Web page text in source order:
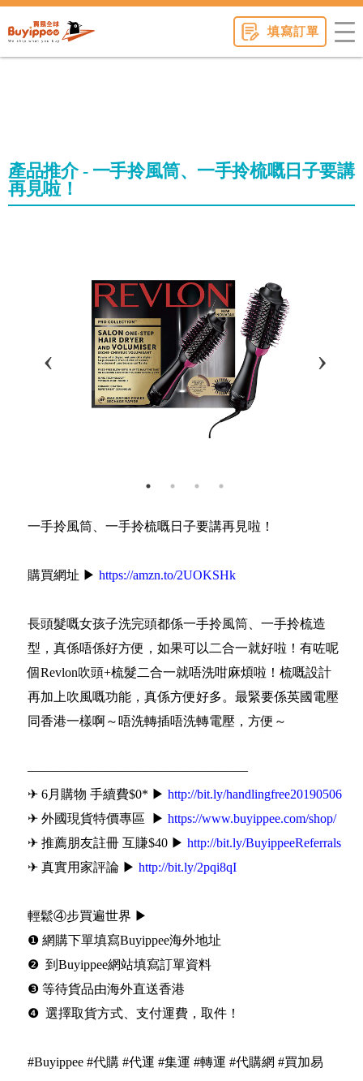
填寫訂單
產品推介 - 一手拎風筒、一手拎梳嘅日子要講
再見啦！
一手拎風筒、一手拎梳嘅日子要講再見啦！
購買網址 ▶ https://amzn.to/2UOKSHk
長頭髮嘅女孩子洗完頭都係一手拎風筒、一手拎梳造
型，真係唔係好方便，如果可以二合一就好啦！有咗呢
個Revlon吹頭+梳髮二合一就唔洗咁麻煩啦！梳嘅設計
再加上吹風嘅功能，真係方便好多。最緊要係英國電壓
同香港一樣啊～唔洗轉插唔洗轉電壓，方便～
—————————————————
✈ 6月購物 手續費$0* ▶ http://bit.ly/handlingfree20190506
✈ 外國現貨特價專區 ▶ https://www.buyippee.com/shop/
✈ 推薦朋友註冊 互賺$40 ▶ http://bit.ly/BuyippeeReferrals
✈ 真實用家評論 ▶ http://bit.ly/2pqi8qI
輕鬆④步買遍世界 ▶
❶ 網購下單填寫Buyippee海外地址
❷ 到Buyippee網站填寫訂單資料
❸ 等待貨品由海外直送香港
❹ 選擇取貨方式、支付運費，取件！
#Buyippee #代購 #代運 #集運 #轉運 #代購網 #買加易